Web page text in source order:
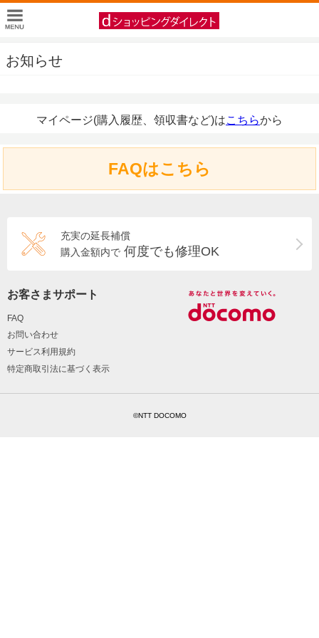
お知らせ
マイページ(購入履歴、領収書など)はこちらから
FAQはこちら
充実の延長補償
購入金額内で 何度でも修理OK
お客さまサポート
FAQ
お問い合わせ
サービス利用規約
特定商取引法に基づく表示
©NTT DOCOMO